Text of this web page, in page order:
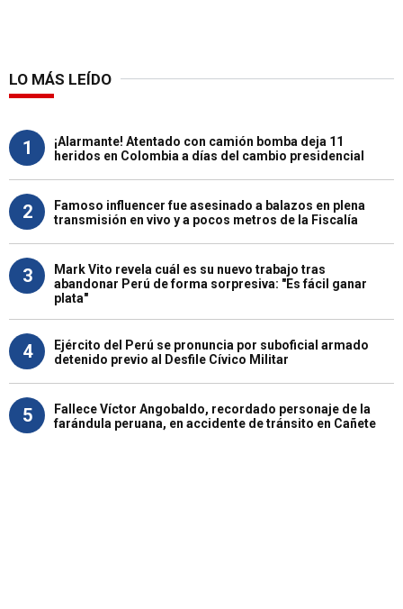
LO MÁS LEÍDO
1
¡Alarmante! Atentado con camión bomba deja 11
heridos en Colombia a días del cambio presidencial
2
Famoso influencer fue asesinado a balazos en plena
transmisión en vivo y a pocos metros de la Fiscalía
3
Mark Vito revela cuál es su nuevo trabajo tras
abandonar Perú de forma sorpresiva: "Es fácil ganar
plata"
4
Ejército del Perú se pronuncia por suboficial armado
detenido previo al Desfile Cívico Militar
5
Fallece Víctor Angobaldo, recordado personaje de la
farándula peruana, en accidente de tránsito en Cañete